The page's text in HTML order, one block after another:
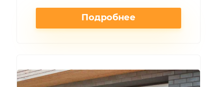
Подробнее